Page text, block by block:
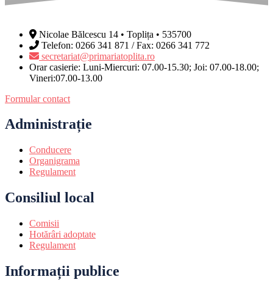
Nicolae Bălcescu 14 • Toplița • 535700
Telefon: 0266 341 871 / Fax: 0266 341 772
secretariat@primariatoplita.ro
Orar casierie: Luni-Miercuri: 07.00-15.30; Joi: 07.00-18.00;
Vineri:07.00-13.00
Formular contact
Administrație
Conducere
Organigrama
Regulament
Consiliul local
Comisii
Hotărâri adoptate
Regulament
Informații publice